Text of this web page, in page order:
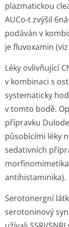
plazmatickou
AUCo-t zvýšil
podáván v
je fluvoxamin (viz
Léky ovlivňující
v kombinaci s
systematicky
v tomto bodě.
přípravku
působícími léky
sedativních
antihistaminika).
Serotonergní
serotoninový